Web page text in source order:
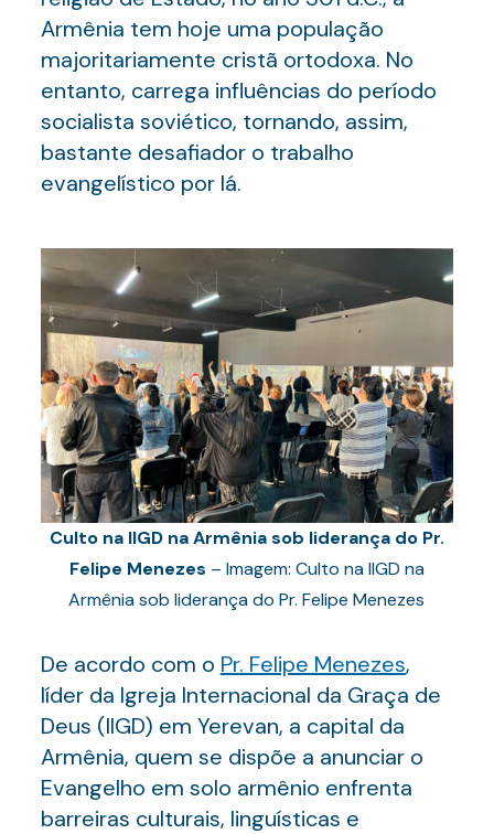
Armênia tem hoje uma população
majoritariamente cristã ortodoxa. No
entanto, carrega influências do período
socialista soviético, tornando, assim,
bastante desafiador o trabalho
evangelístico por lá.
Culto na IIGD na Armênia sob liderança do Pr.
Felipe Menezes – Imagem: Culto na IIGD na
Armênia sob liderança do Pr. Felipe Menezes
De acordo com o Pr. Felipe Menezes,
líder da Igreja Internacional da Graça de
Deus (IIGD) em Yerevan, a capital da
Armênia, quem se dispõe a anunciar o
Evangelho em solo armênio enfrenta
barreiras culturais, linguísticas e